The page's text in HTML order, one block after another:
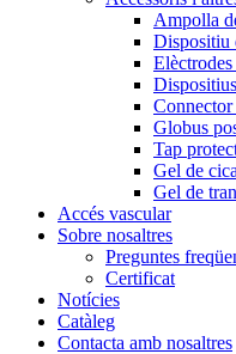
Ampolla
Dispositiu
Connector
Globus
Tap
Gel de
Gel de
Accés vascular
Sobre nosaltres
Preguntes
Certificat
Notícies
Catàleg
Contacta amb nosaltres